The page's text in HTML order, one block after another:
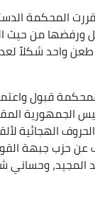
المحكمة
من حيث
واحد شكلاً
قبول واعتماد
الجمهورية
الهجائية
حزب جبهة القوى
المجيد، وحساني